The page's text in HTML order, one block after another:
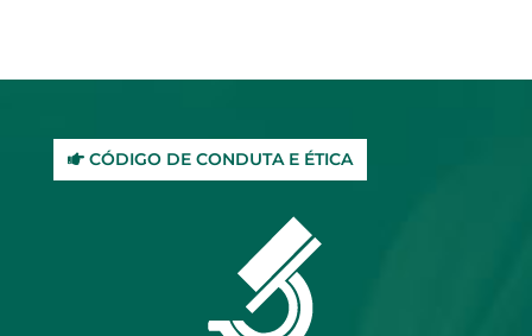
CÓDIGO DE CONDUTA E ÉTICA